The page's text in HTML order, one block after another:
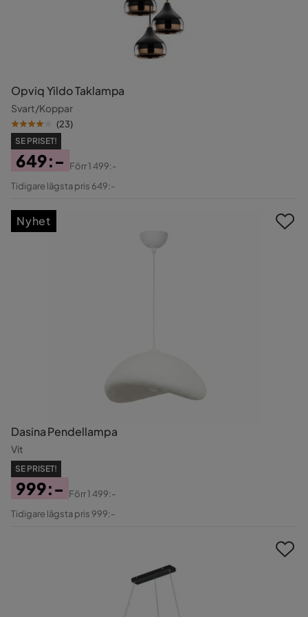
Opviq Yildo Taklampa
Svart/Koppar
(23)
SE PRISET!
Pris
649:-
Original
Förr1 499:-
Tidigare lägsta pris 649:-
Dasina Pendellampa
Vit
SE PRISET!
Pris
999:-
Original
Förr1 499:-
Tidigare lägsta pris 999:-
Nyhet